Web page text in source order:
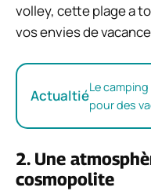
volley, cette plage a
vos envies de
ActualtiéLe
pour des
2. Une
cosmopolite